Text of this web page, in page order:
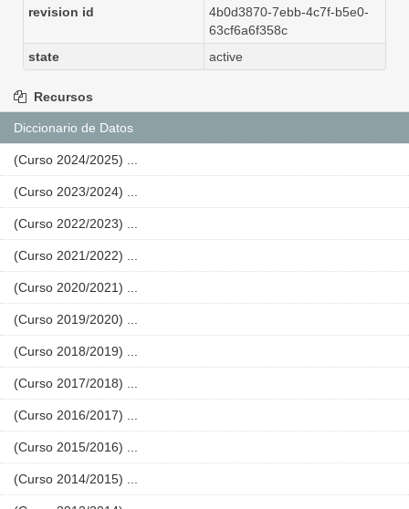
revision id
4b0d3870-7ebb-4c7f-b5e0-
63cf6a6f358c
state
active
Recursos
Diccionario de Datos
(Curso 2024/2025) ...
(Curso 2023/2024) ...
(Curso 2022/2023) ...
(Curso 2021/2022) ...
(Curso 2020/2021) ...
(Curso 2019/2020) ...
(Curso 2018/2019) ...
(Curso 2017/2018) ...
(Curso 2016/2017) ...
(Curso 2015/2016) ...
(Curso 2014/2015) ...